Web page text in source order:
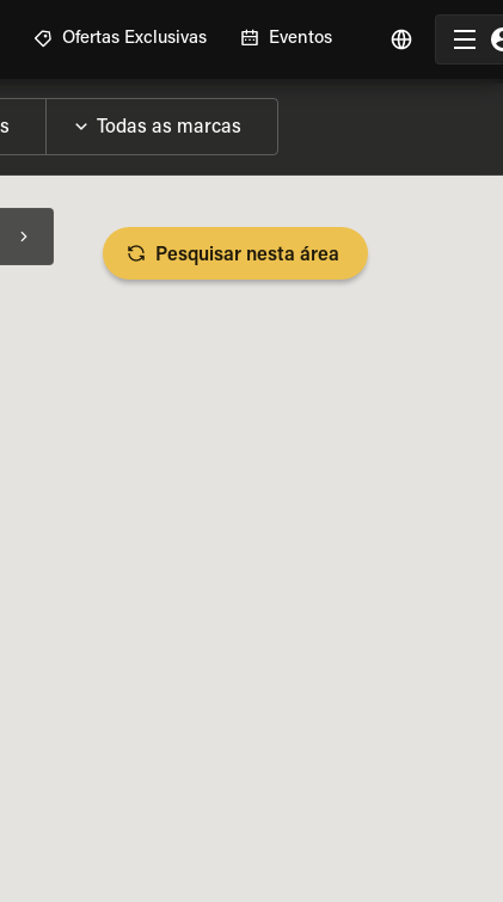
Ofertas Exclusivas Eventos
Pesquisar nesta área